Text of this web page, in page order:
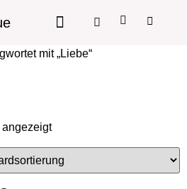
mit „Liebe“